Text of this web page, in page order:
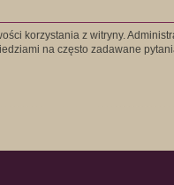
korzystania z witryny.
na często zadawane